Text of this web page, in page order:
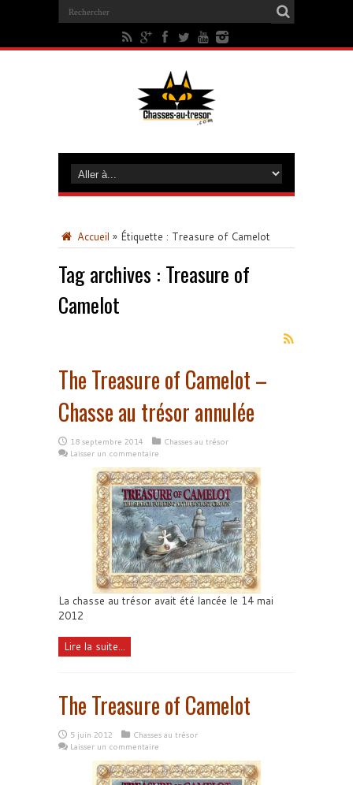
Accueil » Étiquette : Treasure of Camelot
Tag archives : Treasure of
Camelot
The Treasure of Camelot –
Chasse au trésor annulée
18 septembre 2014
Chasses au trésor
Laisser un commentaire
La chasse au trésor avait été lancée le 14 mai
2012
Lire la suite...
The Treasure of Camelot
5 juin 2012
Chasses au trésor
Laisser un commentaire